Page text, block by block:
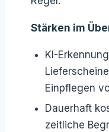
Stärken im
KI-
Einpflegen
Dauerhaft
zeitliche